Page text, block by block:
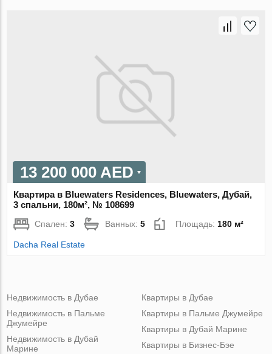
13 200 000 AED
Квартира в Bluewaters Residences, Bluewaters, Дубай,
3 спальни, 180м², № 108699
Спален:3 Ванных:5 Площадь: 180 м²
Dacha Real Estate
Недвижимость в Дубае
Недвижимость в Пальме
Джумейре
Недвижимость в Дубай
Марине
Квартиры в Дубае
Квартиры в Пальме Джумейре
Квартиры в Дубай Марине
Квартиры в Бизнес-Бэе